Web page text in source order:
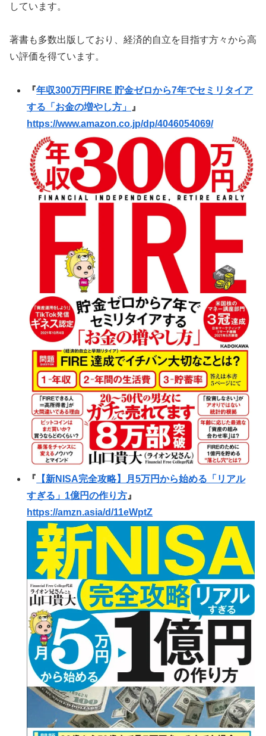
しています。
著書も多数出版しており、経済的自立を目指す方々から高
い評価を得ています。
『年収300万円FIRE 貯金ゼロから7年でセミリタイア
する「お金の増やし方」
』
https://www.amazon.co.jp/dp/4046054069/
『 【新NISA完全攻略】月5万円から始める「リアル
すぎる」1億円の作り方 』
https://amzn.asia/d/11eWptZ